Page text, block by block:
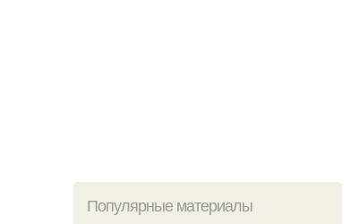
Популярные материалы